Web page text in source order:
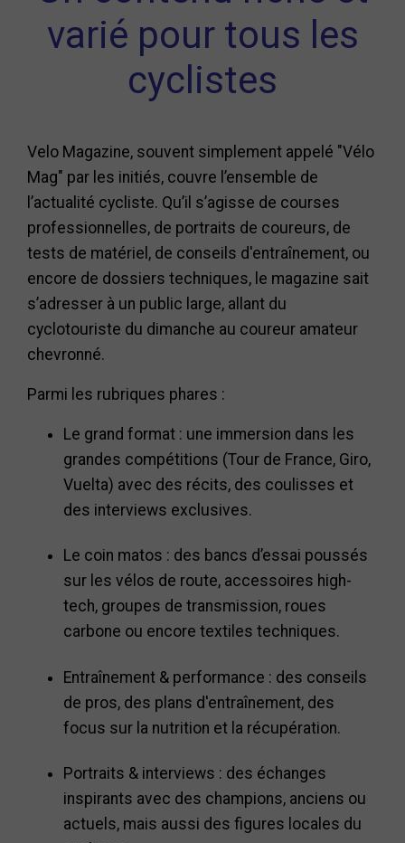
varié pour tous les
cyclistes
Velo Magazine, souvent simplement appelé "Vélo
Mag" par les initiés, couvre l’ensemble de
l’actualité cycliste. Qu’il s’agisse de courses
professionnelles, de portraits de coureurs, de
tests de matériel, de conseils d'entraînement, ou
encore de dossiers techniques, le magazine sait
s’adresser à un public large, allant du
cyclotouriste du dimanche au coureur amateur
chevronné.
Parmi les rubriques phares :
Le grand format : une immersion dans les
grandes compétitions (Tour de France, Giro,
Vuelta) avec des récits, des coulisses et
des interviews exclusives.
Le coin matos : des bancs d’essai poussés
sur les vélos de route, accessoires high-
tech, groupes de transmission, roues
carbone ou encore textiles techniques.
Entraînement & performance : des conseils
de pros, des plans d'entraînement, des
focus sur la nutrition et la récupération.
Portraits & interviews : des échanges
inspirants avec des champions, anciens ou
actuels, mais aussi des figures locales du